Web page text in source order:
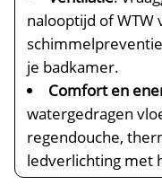
nalooptijd of
je badkamer.​
Comfort en
watergedragen
regendouche,
ledverlichting met